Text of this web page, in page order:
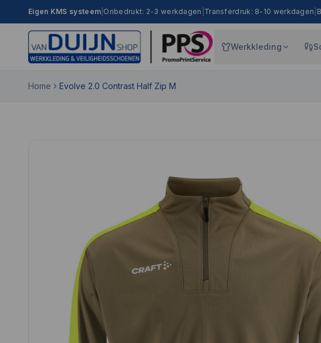
Eigen KMS systeem Onbedrukt: 2-3 werkdagen Transferdruk: 8-10 werkdagen
Werkkleding
Home Evolve 2.0 Contrast Half Zip M